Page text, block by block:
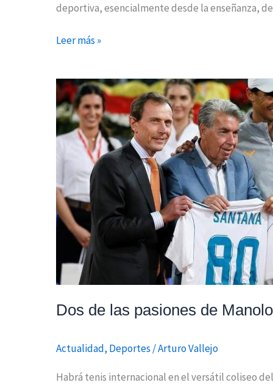
deportiva, esencialmente desde la enseñanza,
Leer más »
Dos de las pasiones de
Actualidad, Deportes /Arturo Vallejo
Habrá tenis internacional en el versátil coliseo
Dos
de
las
pasiones
de
Manolo
Santana
fusionadas
para
Mutua
Open